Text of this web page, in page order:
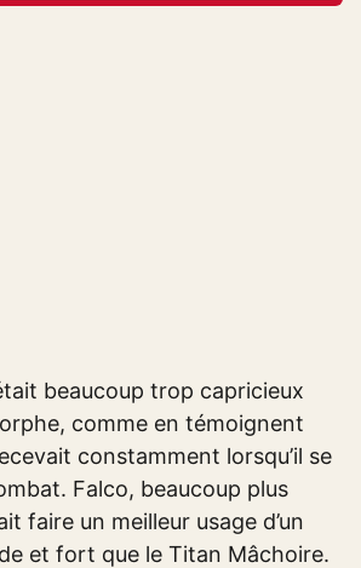
beaucoup trop capricieux
comme en témoignent
constamment lorsqu’il se
Falco, beaucoup plus
faire un meilleur usage d’un
et fort que le Titan Mâchoire.